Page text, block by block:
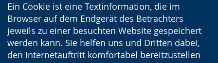
Ein Cookie ist eine Textinformation, die im
Browser auf dem Endgerät des Betrachters
jeweils zu einer besuchten Website gespeichert
werden kann. Sie helfen uns und Dritten dabei,
den Internetauftritt komfortabel bereitzustellen